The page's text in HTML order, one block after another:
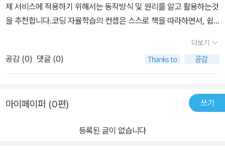
제 서비스에 적용하기 위해서는 동작방식 및 원리를 알고 활용하는것
을 추천합니다.코딩 자율학습의 컨셉은 스스로 책을 따라하면서, 쉽
게 구성되어 있습니다 ■ 살펴보기 / 기능 구현하기· FastAPI의 기능
은 정말 다양합니다. Python에 대한 기능을 활용해서 프레임워크에
서 활용한 방법 및 FastAPI을 이용한 기능 구현까지 살펴보면서, 서
프레임워크 Flask, Django와 함께 비교해보면서 차이점 살펴보기>
서, 정상값/비정상값 검증하는 방법> Swagger를 통한 문서화 및 테
더보기
공감 (0) 댓글 (0)
마이페이퍼 (0편) 쓰기
등록된 글이 없습니다